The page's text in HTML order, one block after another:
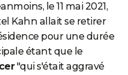
le 11 mai 2021,
Kahn allait se retirer
pour une durée
étant que le
"qui s'était aggravé